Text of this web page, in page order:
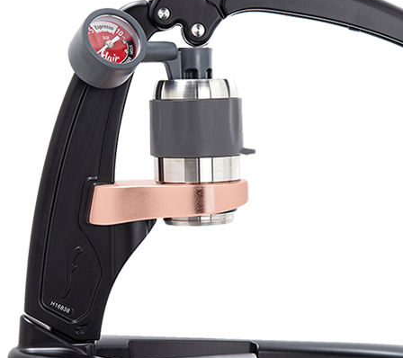
Fast delivery. Good communication and feedback throughout the
order procedure and delivery.
Martynas Sagaitis
Great product. Game changer.
I absolutely love 4barista. I love the message they wrote on the
delivery box. I love that they compiled a list of resources for me to
utilize for lea ...
weitere Bewertungen